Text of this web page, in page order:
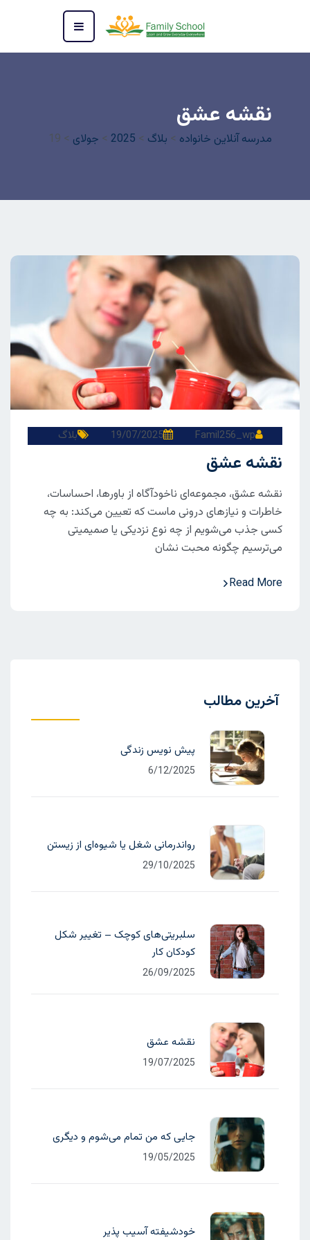
نقشه عشق
مدرسه آنلاین خانواده > بلاگ >
2025
> جولای >
19
Famil256_wp
19/07/2025 بلاگ
نقشه عشق
نقشه عشق، مجموعه‌ای ناخودآگاه از باورها، احساسات،
خاطرات و نیازهای درونی ماست که تعیین می‌کند: به چه
کسی جذب می‌شویم از چه نوع نزدیکی یا صمیمیتی
می‌ترسیم چگونه محبت نشان
Read More
آخرین مطالب
پیش نویس زندگی
6/12/2025
رواندرمانی شغل یا شیوه‌ای از زیستن
29/10/2025
سلبریتی‌های کوچک – تغییر شکل
کودکان کار
26/09/2025
نقشه عشق
19/07/2025
جایی که من تمام می‌شوم و دیگری
19/05/2025
خودشیفته آسیب پذیر